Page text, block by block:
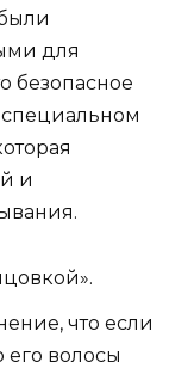
для
безопасное
и
что если
его волосы